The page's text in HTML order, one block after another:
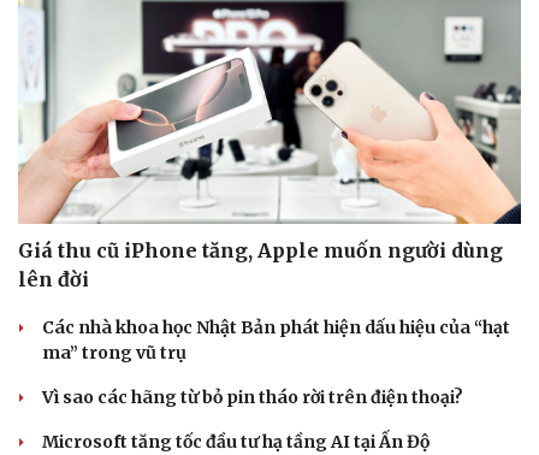
Giá thu cũ iPhone tăng, Apple muốn người dùng
lên đời
Các nhà khoa học Nhật Bản phát hiện dấu hiệu của “hạt
ma” trong vũ trụ
Vì sao các hãng từ bỏ pin tháo rời trên điện thoại?
Microsoft tăng tốc đầu tư hạ tầng AI tại Ấn Độ